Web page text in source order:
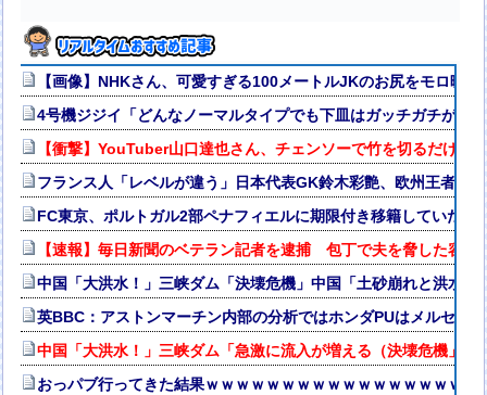
【画像】NHKさん、可愛すぎる100メートルJKのお尻をモロ映し
4号機ジジイ「どんなノーマルタイプでも下皿はガッチガチがデ
【衝撃】YouTuber山口達也さん、チェンソーで竹を切るだけ
フランス人「レベルが違う」日本代表GK鈴木彩艶、欧州王者
FC東京、ポルトガル2部ペナフィエルに期限付き移籍していた
【速報】毎日新聞のベテラン記者を逮捕 包丁で夫を脅した容疑
中国「大洪水！」三峡ダム「決壊危機」中国「土砂崩れと洪水
英BBC：アストンマーチン内部の分析ではホンダPUはメルセデ
中国「大洪水！」三峡ダム「急激に流入が増える（決壊危機」
おっパブ行ってきた結果ｗｗｗｗｗｗｗｗｗｗｗｗｗｗｗｗｗｗ